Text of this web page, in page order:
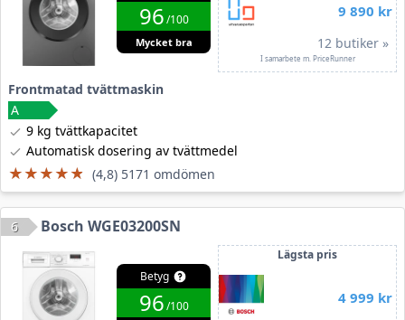
96/100
Mycket bra
9 890 kr
12 butiker »
I samarbete m. PriceRunner
Frontmatad tvättmaskin
9 kg tvättkapacitet
Automatisk dosering av tvättmedel
★★★★★
★★★★★ (4,8) 5171 omdömen
6 Bosch WGE03200SN
Betyg
96/100
Lägsta pris
4 999 kr